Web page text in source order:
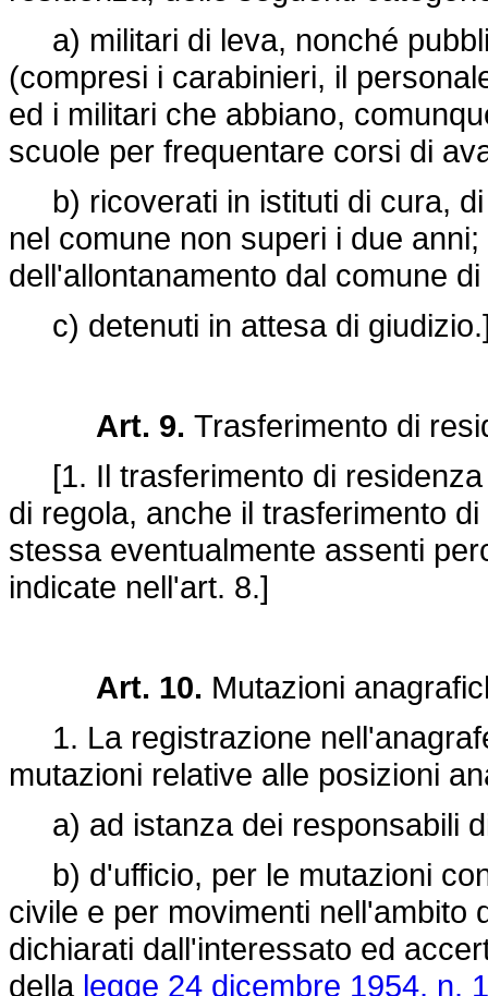
a) militari di leva, nonché
(compresi i carabinieri, il
ed i militari che abbiano,
scuole per frequentare corsi di
b) ricoverati in istituti di cura, di
nel comune non superi i due
dell'allontanamento dal comune
c) detenuti in attesa di
Art. 9. Trasferimento di
[1. Il trasferimento di residenza
di regola, anche il trasferimento
stessa eventualmente assenti
indicate nell'art. 8.]
Art. 10. Mutazioni
1. La registrazione
mutazioni relative alle posizioni
a) ad istanza dei responsabili
b) d'ufficio, per le mutazioni
civile e per movimenti nell'ambito
dichiarati dall'interessato ed
della legge 24 dicembre 1954, n.